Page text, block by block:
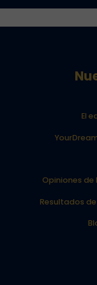
El
Opiniones de
Resultados